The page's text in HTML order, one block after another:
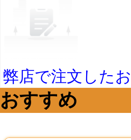
弊店で注文した
おすすめ